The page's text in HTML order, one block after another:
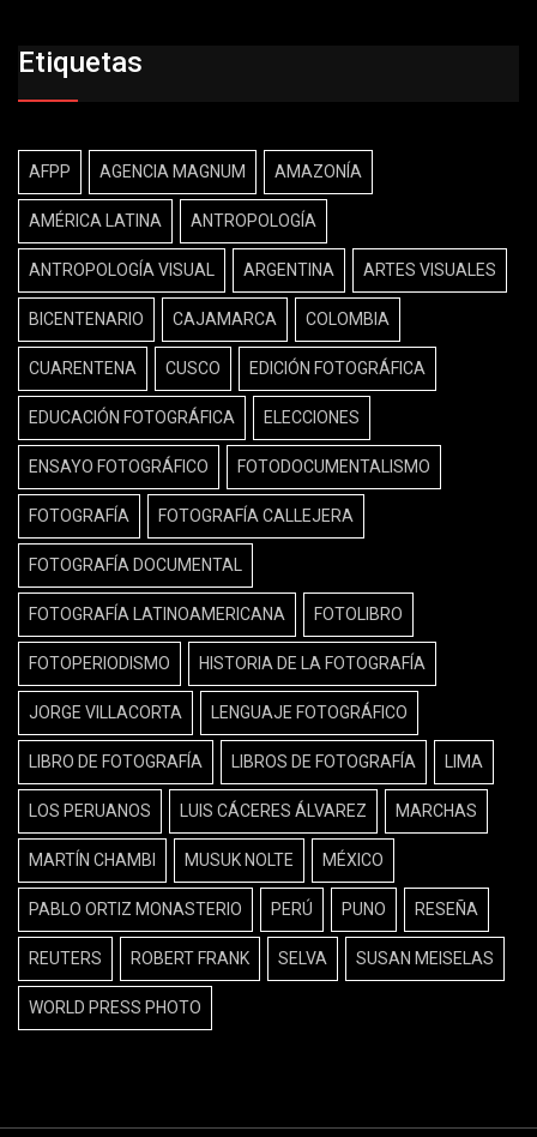
Etiquetas
AFPP AGENCIA MAGNUM AMAZONÍA
AMÉRICA LATINA ANTROPOLOGÍA
ANTROPOLOGÍA VISUAL ARGENTINA ARTES VISUALES
BICENTENARIO CAJAMARCA COLOMBIA
CUARENTENA CUSCO EDICIÓN FOTOGRÁFICA
EDUCACIÓN FOTOGRÁFICA ELECCIONES
ENSAYO FOTOGRÁFICO FOTODOCUMENTALISMO
FOTOGRAFÍA FOTOGRAFÍA CALLEJERA
FOTOGRAFÍA DOCUMENTAL
FOTOGRAFÍA LATINOAMERICANA FOTOLIBRO
FOTOPERIODISMO HISTORIA DE LA FOTOGRAFÍA
JORGE VILLACORTA LENGUAJE FOTOGRÁFICO
LIBRO DE FOTOGRAFÍA LIBROS DE FOTOGRAFÍA LIMA
LOS PERUANOS LUIS CÁCERES ÁLVAREZ MARCHAS
MARTÍN CHAMBI MUSUK NOLTE MÉXICO
PABLO ORTIZ MONASTERIO PERÚ PUNO RESEÑA
REUTERS ROBERT FRANK SELVA SUSAN MEISELAS
WORLD PRESS PHOTO